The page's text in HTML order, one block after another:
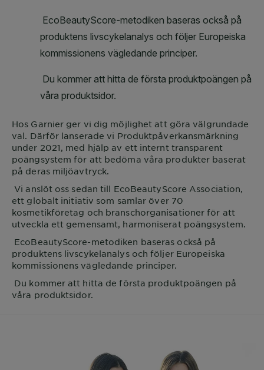
Hos Garnier ger vi dig möjlighet att göra välgrundade
val. Därför lanserade vi Produktpåverkansmärkning
under 2021, med hjälp av ett internt transparent
poängsystem för att bedöma våra produkter baserat
på deras miljöavtryck.
Vi anslöt oss sedan till EcoBeautyScore Association,
ett globalt initiativ som samlar över 70
kosmetikföretag och branschorganisationer för att
utveckla ett gemensamt, harmoniserat poängsystem.
EcoBeautyScore-metodiken baseras också på
produktens livscykelanalys och följer Europeiska
kommissionens vägledande principer.
Du kommer att hitta de första produktpoängen på
våra produktsidor.